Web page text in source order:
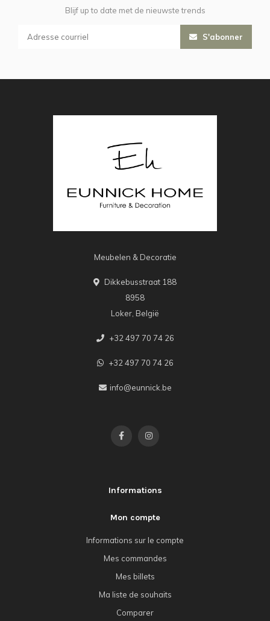
Blijf up to date met de nieuwste trends
S'abonner
Meubelen & Decoratie
Dikkebusstraat 188
8958
Loker, België
+32 497 70 74 26
+32 497 70 74 26
info@eunnick.be
Informations
Mon compte
Informations sur le compte
Mes commandes
Mes billets
Ma liste de souhaits
Comparer